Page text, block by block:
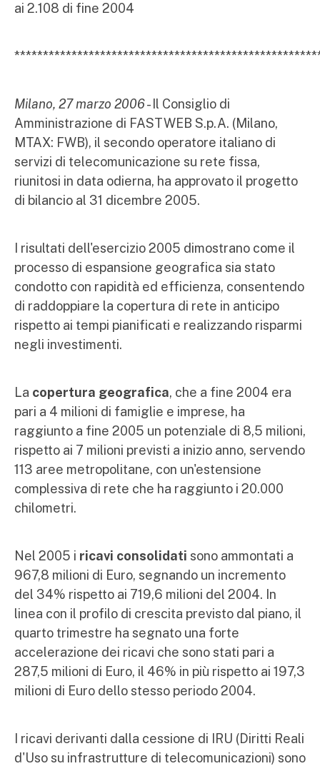
ai 2.108 di fine 2004
Milano, 27 marzo 2006- Il Consiglio di
Amministrazione di FASTWEB S.p.A. (Milano,
MTAX: FWB), il secondo operatore italiano di
servizi di telecomunicazione su rete fissa,
riunitosi in data odierna, ha approvato il progetto
di bilancio al 31 dicembre 2005.
I risultati dell'esercizio 2005 dimostrano come il
processo di espansione geografica sia stato
condotto con rapidità ed efficienza, consentendo
di raddoppiare la copertura di rete in anticipo
rispetto ai tempi pianificati e realizzando risparmi
negli investimenti.
La copertura geografica, che a fine 2004 era
pari a 4 milioni di famiglie e imprese, ha
raggiunto a fine 2005 un potenziale di 8,5 milioni,
rispetto ai 7 milioni previsti a inizio anno, servendo
113 aree metropolitane, con un'estensione
complessiva di rete che ha raggiunto i 20.000
chilometri.
Nel 2005 i ricavi consolidati sono ammontati a
967,8 milioni di Euro, segnando un incremento
del 34% rispetto ai 719,6 milioni del 2004. In
linea con il profilo di crescita previsto dal piano, il
quarto trimestre ha segnato una forte
accelerazione dei ricavi che sono stati pari a
287,5 milioni di Euro, il 46% in più rispetto ai 197,3
milioni di Euro dello stesso periodo 2004.
I ricavi derivanti dalla cessione di IRU (Diritti Reali
d'Uso su infrastrutture di telecomunicazioni) sono